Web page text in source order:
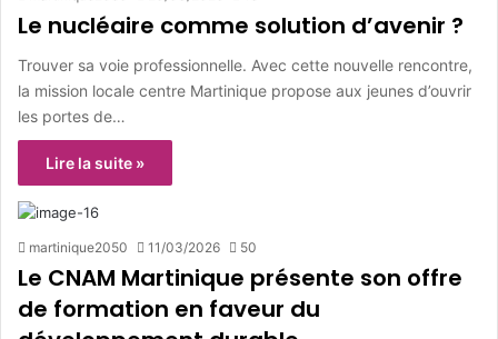
Le nucléaire comme solution d’avenir ?
Trouver sa voie professionnelle. Avec cette nouvelle rencontre,
la mission locale centre Martinique propose aux jeunes d’ouvrir
les portes de…
Lire la suite »
martinique2050 11/03/2026 50
Le CNAM Martinique présente son offre
de formation en faveur du